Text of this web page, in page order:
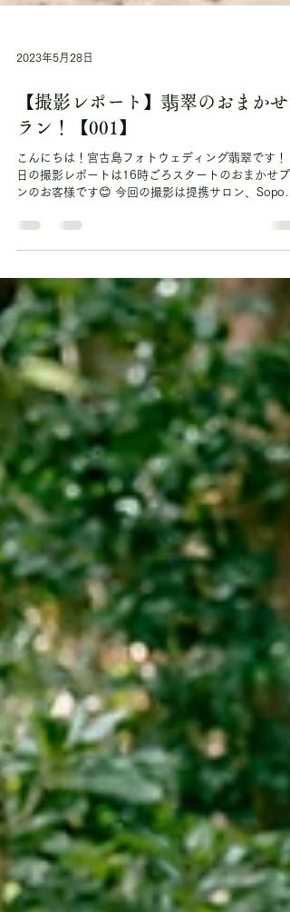
【撮影レポート】翡翠のおまかせ
ラン！【001】
こんにちは！宮古島フォトウェディング翡翠です！
日の撮影レポートは16時ごろスタートのおまかせプ
ンのお客様です😊 今回の撮影は提携サロン、Sopo
Churariの レンタルドレスと撮影アイテムをお借りし
ての撮影です🎵 とっても気さくなお二人で撮影のテ
マは...